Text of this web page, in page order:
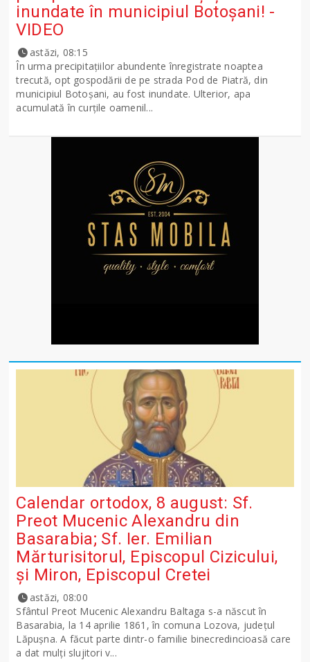
inundate în municipiul Botoșani! -
VIDEO
astăzi, 08:15
În urma precipitațiilor abundente înregistrate noaptea
trecută, opt gospodării de pe strada Pod de Piatră, din
municipiul Botoșani, au fost inundate. Ulterior, apa
acumulată în curțile oamenil...
Calendar ortodox, 8 august: Sf.
Preot Mucenic Alexandru din
Basarabia; Sf. Ier. Emilian
Mărturisitorul, Episcopul Cizicului,
şi Miron, Episcopul Cretei
astăzi, 08:00
Sfântul Preot Mucenic Alexandru Baltaga s-a născut în
Basarabia, la 14 aprilie 1861, în comuna Lozova, județul
Lăpușna. A făcut parte dintr-o familie binecredincioasă care
a dat mulți slujitori v...